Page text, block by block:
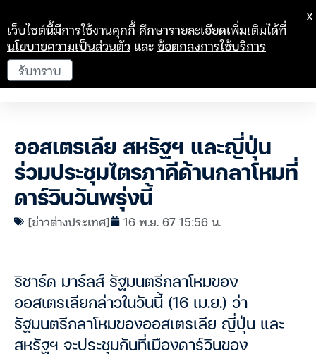
ออสเตรเลีย สหรัฐฯ และญี่ปุ่น
ร่วมประชุมไตรภาคีด้านกลาโหมที่
ดาร์วินวันพรุ่งนี้
[ข่าวต่างประเทศ] 16 พ.ย. 67 15:56 น.
ริชาร์ด มาร์ลส์ รัฐมนตรีกลาโหมของ
ออสเตรเลียกล่าวในวันนี้ (16 เม.ย.) ว่า
รัฐมนตรีกลาโหมของออสเตรเลีย ญี่ปุ่น และ
สหรัฐฯ จะประชุมกันที่เมืองดาร์วินของ
เว็บไซต์นี้มีการใช้งานคุกกี้ ศึกษารายละเอียดเพิ่มเติมได้ที่
นโยบายความเป็นส่วนตัว และข้อตกลงการใช้บริการ
รับทราบ
X